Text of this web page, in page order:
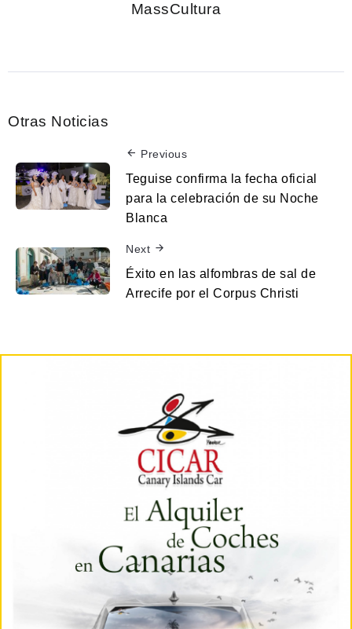
MassCultura
Otras Noticias
Previous
Teguise confirma la fecha oficial
para la celebración de su Noche
Blanca
Next
Éxito en las alfombras de sal de
Arrecife por el Corpus Christi